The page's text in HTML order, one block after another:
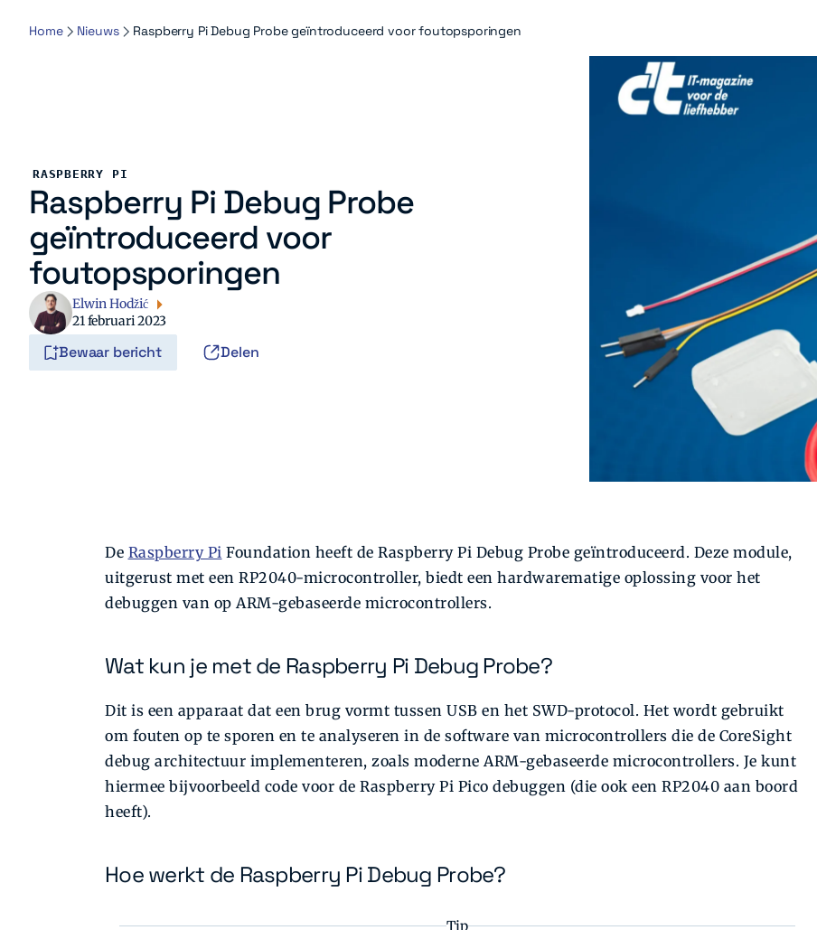
Home Nieuws Raspberry Pi Debug Probe geïntroduceerd voor foutopsporingen
RASPBERRY PI
Raspberry Pi Debug Probe
geïntroduceerd voor
foutopsporingen
Elwin Hodžić
21 februari 2023
Bewaar bericht Delen
De Raspberry Pi Foundation heeft de Raspberry Pi Debug Probe geïntroduceerd. Deze module,
uitgerust met een RP2040-microcontroller, biedt een hardwarematige oplossing voor het
debuggen van op ARM-gebaseerde microcontrollers.
Wat kun je met de Raspberry Pi Debug Probe?
Dit is een apparaat dat een brug vormt tussen USB en het SWD-protocol. Het wordt gebruikt
om fouten op te sporen en te analyseren in de software van microcontrollers die de CoreSight
debug architectuur implementeren, zoals moderne ARM-gebaseerde microcontrollers. Je kunt
hiermee bijvoorbeeld code voor de Raspberry Pi Pico debuggen (die ook een RP2040 aan boord
heeft).
Hoe werkt de Raspberry Pi Debug Probe?
Tip